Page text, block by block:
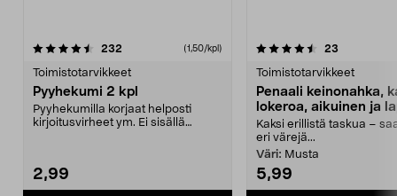
232 (1,50/kpl)
Toimistotarvikkeet
Pyyhekumi 2 kpl
Pyyhekumilla korjaat helposti
kirjoitusvirheet ym. Ei sisällä
2,99
4.5 viidestä
23
Toimistotarvikkeet
Penaali keinonahka,
lokeroa, aikuinen ja
Kaksi erillistä taskua –
eri värejä...
Väri: Musta
5,99
4.5 viidestä